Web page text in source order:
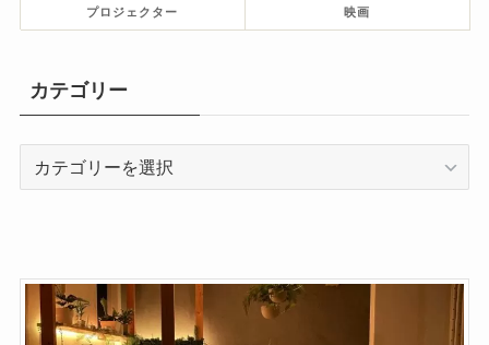
プロジェクター 映画
カテゴリー